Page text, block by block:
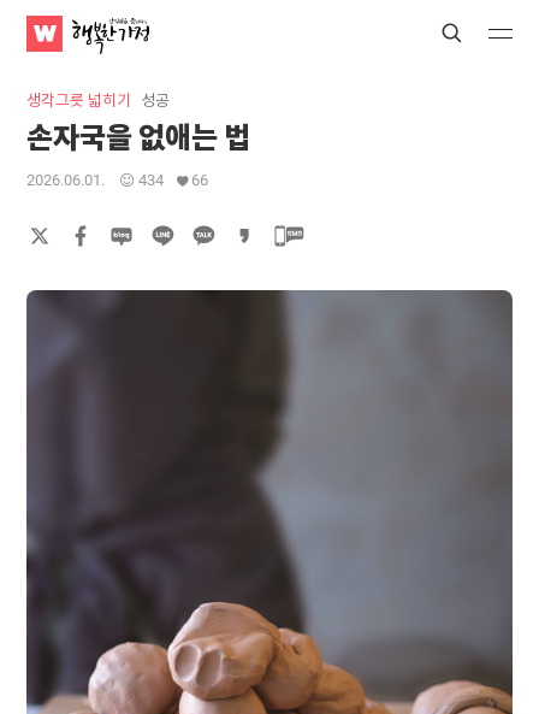
WATV
행
한
가
Search
Submit Submit
생각그릇 넓히기 성공
손자국을 없애는 법
2026.06.01. 434 66